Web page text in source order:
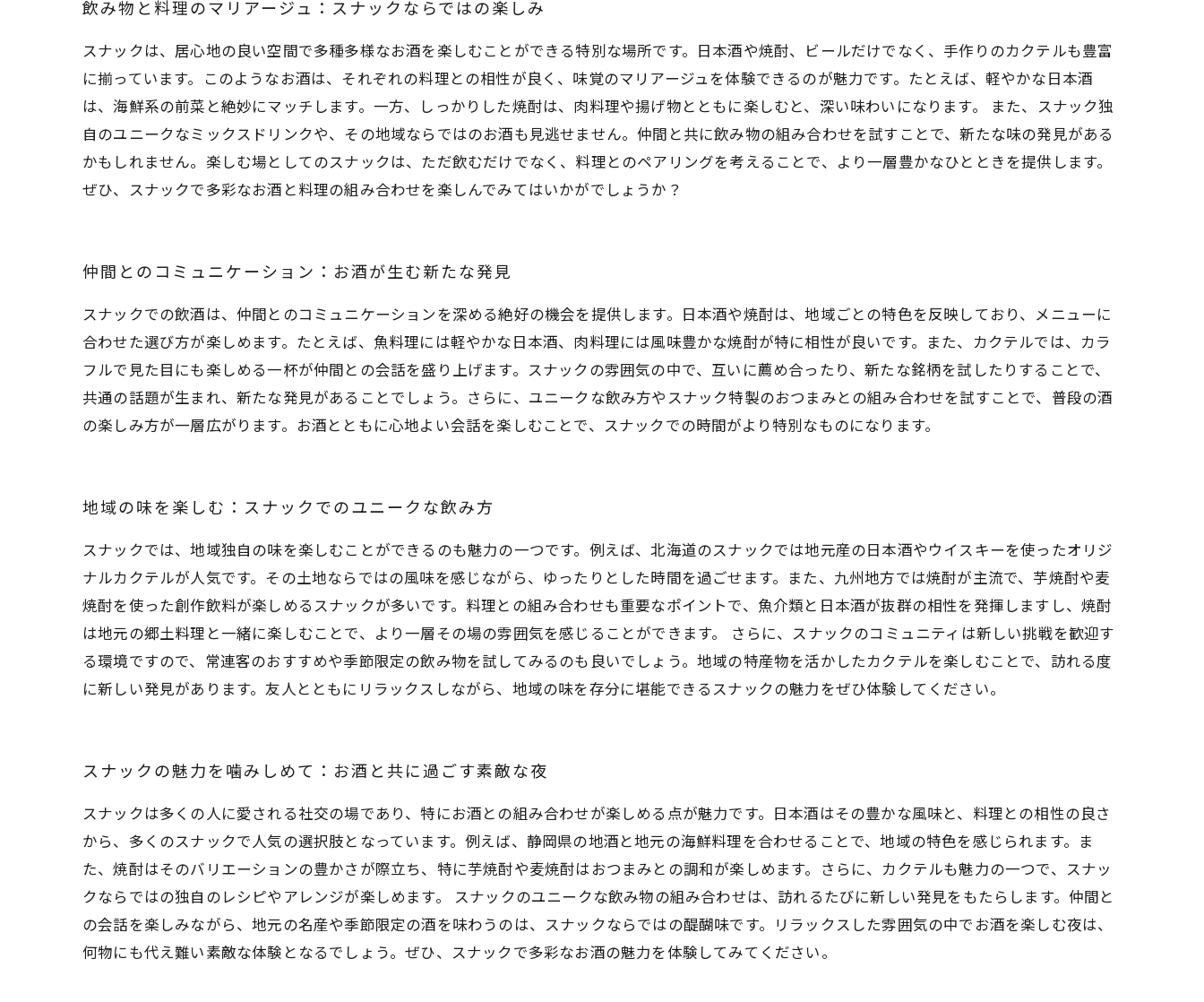
飲み物と料理のマリアージュ：スナックならではの楽しみ
スナックは、居心地の良い空間で多種多様なお酒を楽しむことができる特別な場所です。日本酒や焼酎、ビールだけでなく、手作りのカクテルも豊富
に揃っています。このようなお酒は、それぞれの料理との相性が良く、味覚のマリアージュを体験できるのが魅力です。たとえば、軽やかな日本酒
は、海鮮系の前菜と絶妙にマッチします。一方、しっかりした焼酎は、肉料理や揚げ物とともに楽しむと、深い味わいになります。 また、スナック独
自のユニークなミックスドリンクや、その地域ならではのお酒も見逃せません。仲間と共に飲み物の組み合わせを試すことで、新たな味の発見がある
かもしれません。楽しむ場としてのスナックは、ただ飲むだけでなく、料理とのペアリングを考えることで、より一層豊かなひとときを提供します。
ぜひ、スナックで多彩なお酒と料理の組み合わせを楽しんでみてはいかがでしょうか？
仲間とのコミュニケーション：お酒が生む新たな発見
スナックでの飲酒は、仲間とのコミュニケーションを深める絶好の機会を提供します。日本酒や焼酎は、地域ごとの特色を反映しており、メニューに
合わせた選び方が楽しめます。たとえば、魚料理には軽やかな日本酒、肉料理には風味豊かな焼酎が特に相性が良いです。また、カクテルでは、カラ
フルで見た目にも楽しめる一杯が仲間との会話を盛り上げます。スナックの雰囲気の中で、互いに薦め合ったり、新たな銘柄を試したりすることで、
共通の話題が生まれ、新たな発見があることでしょう。さらに、ユニークな飲み方やスナック特製のおつまみとの組み合わせを試すことで、普段の酒
の楽しみ方が一層広がります。お酒とともに心地よい会話を楽しむことで、スナックでの時間がより特別なものになります。
地域の味を楽しむ：スナックでのユニークな飲み方
スナックでは、地域独自の味を楽しむことができるのも魅力の一つです。例えば、北海道のスナックでは地元産の日本酒やウイスキーを使ったオリジ
ナルカクテルが人気です。その土地ならではの風味を感じながら、ゆったりとした時間を過ごせます。また、九州地方では焼酎が主流で、芋焼酎や麦
焼酎を使った創作飲料が楽しめるスナックが多いです。料理との組み合わせも重要なポイントで、魚介類と日本酒が抜群の相性を発揮しますし、焼酎
は地元の郷土料理と一緒に楽しむことで、より一層その場の雰囲気を感じることができます。 さらに、スナックのコミュニティは新しい挑戦を歓迎す
る環境ですので、常連客のおすすめや季節限定の飲み物を試してみるのも良いでしょう。地域の特産物を活かしたカクテルを楽しむことで、訪れる度
に新しい発見があります。友人とともにリラックスしながら、地域の味を存分に堪能できるスナックの魅力をぜひ体験してください。
スナックの魅力を噛みしめて：お酒と共に過ごす素敵な夜
スナックは多くの人に愛される社交の場であり、特にお酒との組み合わせが楽しめる点が魅力です。日本酒はその豊かな風味と、料理との相性の良さ
から、多くのスナックで人気の選択肢となっています。例えば、静岡県の地酒と地元の海鮮料理を合わせることで、地域の特色を感じられます。ま
た、焼酎はそのバリエーションの豊かさが際立ち、特に芋焼酎や麦焼酎はおつまみとの調和が楽しめます。さらに、カクテルも魅力の一つで、スナッ
クならではの独自のレシピやアレンジが楽しめます。 スナックのユニークな飲み物の組み合わせは、訪れるたびに新しい発見をもたらします。仲間と
の会話を楽しみながら、地元の名産や季節限定の酒を味わうのは、スナックならではの醍醐味です。リラックスした雰囲気の中でお酒を楽しむ夜は、
何物にも代え難い素敵な体験となるでしょう。ぜひ、スナックで多彩なお酒の魅力を体験してみてください。